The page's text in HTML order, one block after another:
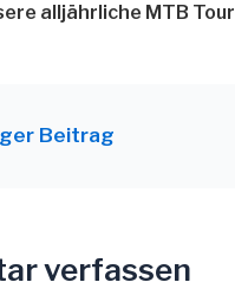
alljährliche MTB Tour
Beitrag
verfassen